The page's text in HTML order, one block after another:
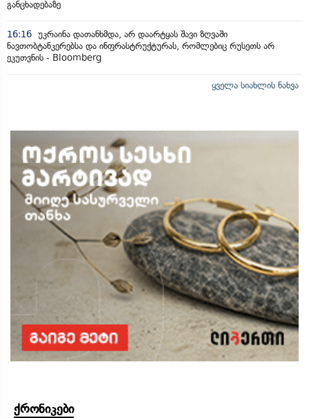
განცხადებაზე
16:16 უკრაინა დათანხმდა, არ დაარტყას შავი ზღვაში
ნავთობტანკერებსა და ინფრასტრუქტურას, რომლებიც რუსეთს არ
ეკუთვნის - Bloomberg
ყველა სიახლის ნახვა
ქრონიკები